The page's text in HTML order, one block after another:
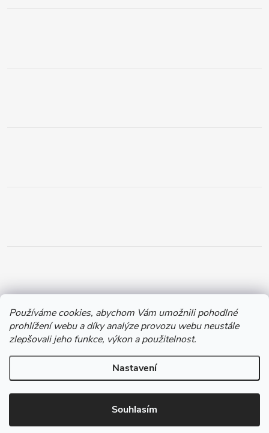
Používáme cookies, abychom Vám umožnili pohodlné
prohlížení webu a díky analýze provozu webu neustále
zlepšovali jeho funkce, výkon a použitelnost.
Nastavení
Souhlasím
Vytvořil Shoptet
Copyright 2026Chytil.cz. Všechna práva vyhrazena.